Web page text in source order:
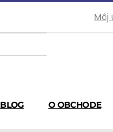
Môj
BLOG O OBCHODE